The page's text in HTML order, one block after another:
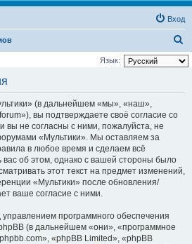
Вход
о
Язык:
(в дальнейшем «мы», «наш»,
вы подтверждаете своё согласие со
вы не согласны с ними, пожалуйста, не
«Мультики». Мы оставляем за
в любое время и сделаем всё
об этом, однако с вашей стороны было
этот текст на предмет изменений,
«Мультики» после обновления/
ваше согласие с ними.
программного обеспечения
(в дальнейшем «они», «программное
«phpBB Limited», «phpBB